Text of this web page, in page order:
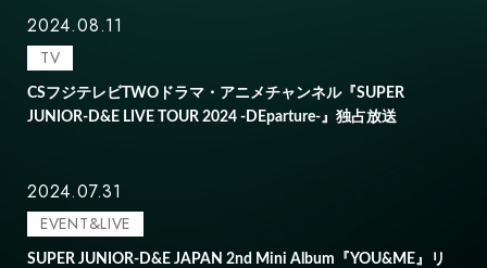
2024.08.11
TV
CSフジテレビTWOドラマ・アニメチャンネル『SUPER
JUNIOR-D&E LIVE TOUR 2024 -DEparture-』独占放送
2024.07.31
EVENT&LIVE
SUPER JUNIOR-D&E JAPAN 2nd Mini Album『YOU&ME』リ